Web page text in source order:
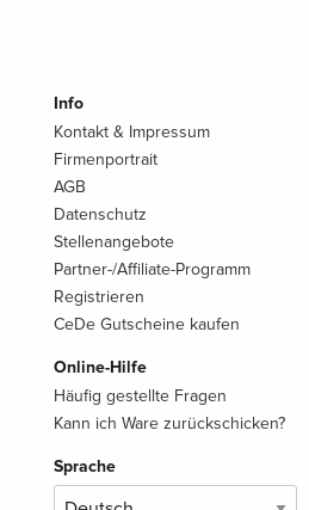
Info
Kontakt & Impressum
Firmenportrait
AGB
Datenschutz
Stellenangebote
Partner-/Affiliate-Programm
Registrieren
CeDe Gutscheine kaufen
Online-Hilfe
Häufig gestellte Fragen
Kann ich Ware zurückschicken?
Sprache